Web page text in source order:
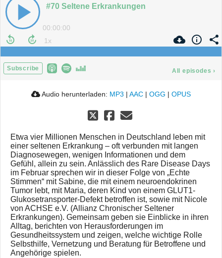
#70 Seltene Erkrankungen
00:00:00
Subscribe All episodes ›
Audio herunterladen: MP3 | AAC | OGG | OPUS
Etwa vier Millionen Menschen in Deutschland leben mit
einer seltenen Erkrankung – oft verbunden mit langen
Diagnosewegen, wenigen Informationen und dem
Gefühl, allein zu sein. Anlässlich des Rare Disease Days
im Februar sprechen wir in dieser Folge von „Echte
Stimmen“ mit Sabine, die mit einem neuroendokrinen
Tumor lebt, mit Maria, deren Kind von einem GLUT1-
Glukosetransporter-Defekt betroffen ist, sowie mit Nicole
von ACHSE e.V. (Allianz Chronischer Seltener
Erkrankungen). Gemeinsam geben sie Einblicke in ihren
Alltag, berichten von Herausforderungen im
Gesundheitssystem und zeigen, welche wichtige Rolle
Selbsthilfe, Vernetzung und Beratung für Betroffene und
Angehörige spielen.